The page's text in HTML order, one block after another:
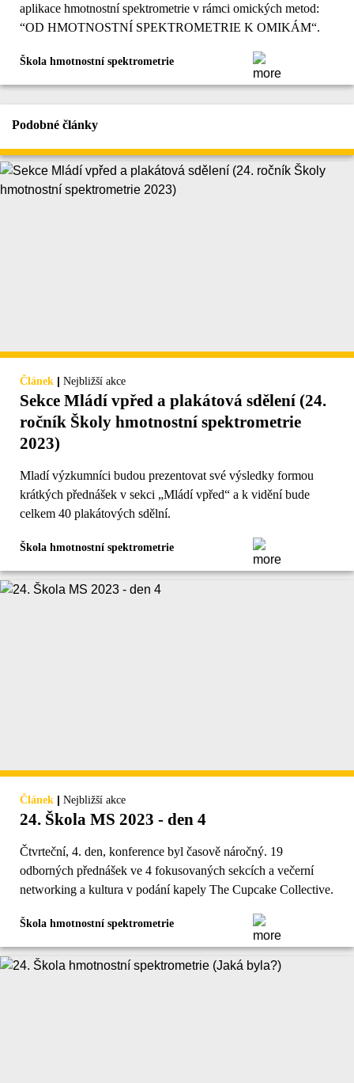
aplikace hmotnostní spektrometrie v rámci omických metod:
“OD HMOTNOSTNÍ SPEKTROMETRIE K OMIKÁM“.
Škola hmotnostní spektrometrie
Podobné články
Článek | Nejbližší akce
Sekce Mládí vpřed a plakátová sdělení (24.
ročník Školy hmotnostní spektrometrie
2023)
Mladí výzkumníci budou prezentovat své výsledky formou
krátkých přednášek v sekci „Mládí vpřed“ a k vidění bude
celkem 40 plakátových sdělní.
Škola hmotnostní spektrometrie
Článek | Nejbližší akce
24. Škola MS 2023 - den 4
Čtvrteční, 4. den, konference byl časově náročný. 19
odborných přednášek ve 4 fokusovaných sekcích a večerní
networking a kultura v podání kapely The Cupcake Collective.
Škola hmotnostní spektrometrie